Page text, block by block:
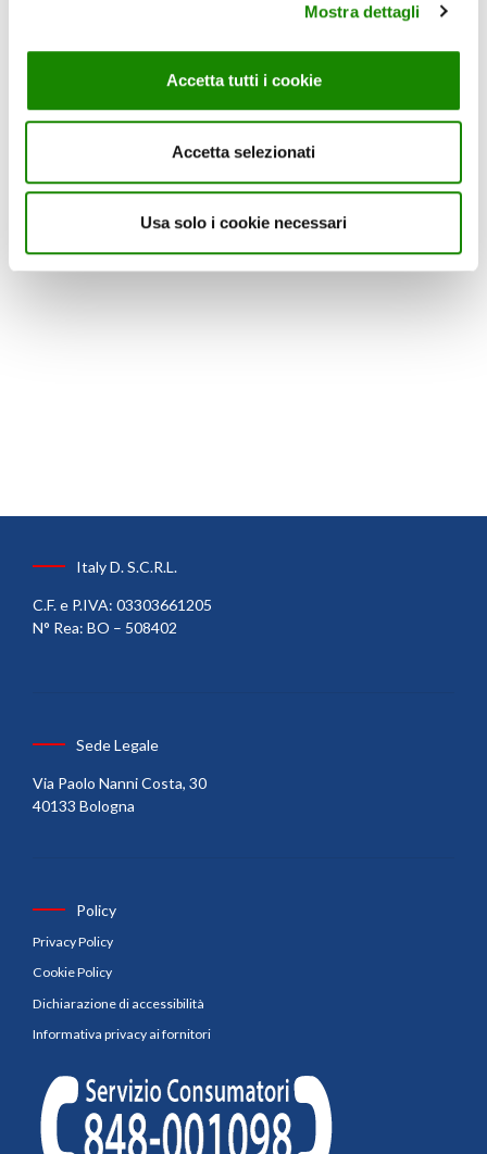
Mostra dettagli
Accetta tutti i cookie
Accetta selezionati
Usa solo i cookie necessari
Italy D. S.C.R.L.
C.F. e P.IVA: 03303661205
N° Rea: BO – 508402
Sede Legale
Via Paolo Nanni Costa, 30
40133 Bologna
Policy
Privacy Policy
Cookie Policy
Dichiarazione di accessibilità
Informativa privacy ai fornitori